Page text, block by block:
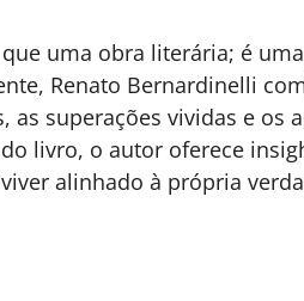
uma obra literária; é
Renato Bernardinelli
superações vividas e os
livro, o autor oferece
alinhado à própria